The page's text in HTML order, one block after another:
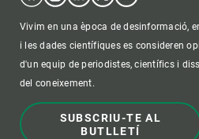
Vivim en una època de desinformació,
i les dades científiques es consideren
d'un equip de periodistes, científics i
del coneixement.
SUBSCRIU-TE AL
BUTLLETÍ